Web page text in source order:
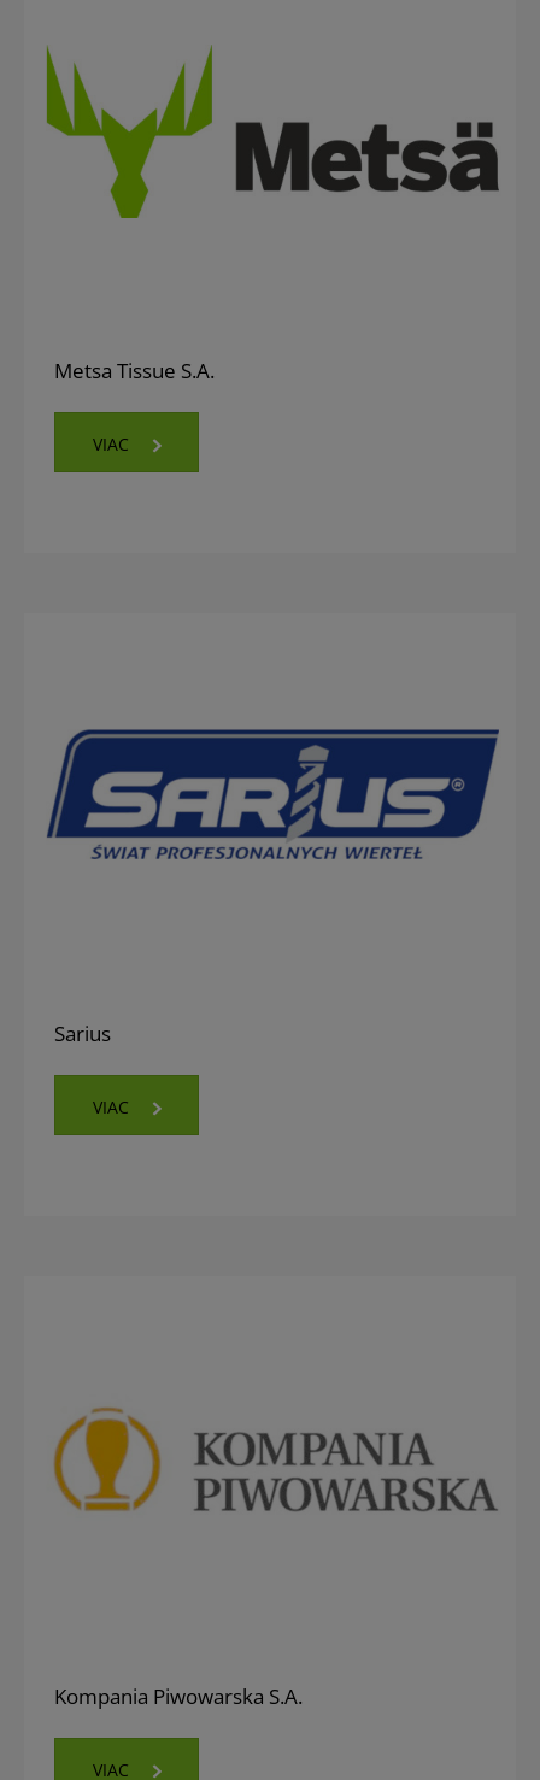
Metsa Tissue S.A.
VIAC
Sarius
VIAC
Kompania Piwowarska S.A.
VIAC